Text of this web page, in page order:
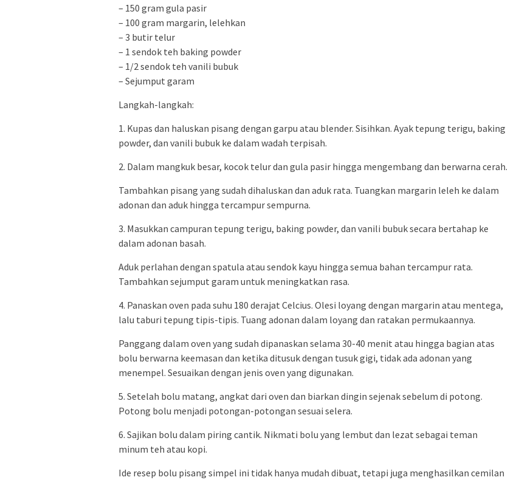
– 150 gram gula pasir
– 100 gram margarin, lelehkan
– 3 butir telur
– 1 sendok teh baking powder
– 1/2 sendok teh vanili bubuk
– Sejumput garam
Langkah-langkah:
1. Kupas dan haluskan pisang dengan garpu atau blender. Sisihkan. Ayak tepung terigu, baking
powder, dan vanili bubuk ke dalam wadah terpisah.
2. Dalam mangkuk besar, kocok telur dan gula pasir hingga mengembang dan berwarna cerah.
Tambahkan pisang yang sudah dihaluskan dan aduk rata. Tuangkan margarin leleh ke dalam
adonan dan aduk hingga tercampur sempurna.
3. Masukkan campuran tepung terigu, baking powder, dan vanili bubuk secara bertahap ke
dalam adonan basah.
Aduk perlahan dengan spatula atau sendok kayu hingga semua bahan tercampur rata.
Tambahkan sejumput garam untuk meningkatkan rasa.
4. Panaskan oven pada suhu 180 derajat Celcius. Olesi loyang dengan margarin atau mentega,
lalu taburi tepung tipis-tipis. Tuang adonan dalam loyang dan ratakan permukaannya.
Panggang dalam oven yang sudah dipanaskan selama 30-40 menit atau hingga bagian atas
bolu berwarna keemasan dan ketika ditusuk dengan tusuk gigi, tidak ada adonan yang
menempel. Sesuaikan dengan jenis oven yang digunakan.
5. Setelah bolu matang, angkat dari oven dan biarkan dingin sejenak sebelum di potong.
Potong bolu menjadi potongan-potongan sesuai selera.
6. Sajikan bolu dalam piring cantik. Nikmati bolu yang lembut dan lezat sebagai teman
minum teh atau kopi.
Ide resep bolu pisang simpel ini tidak hanya mudah dibuat, tetapi juga menghasilkan cemilan